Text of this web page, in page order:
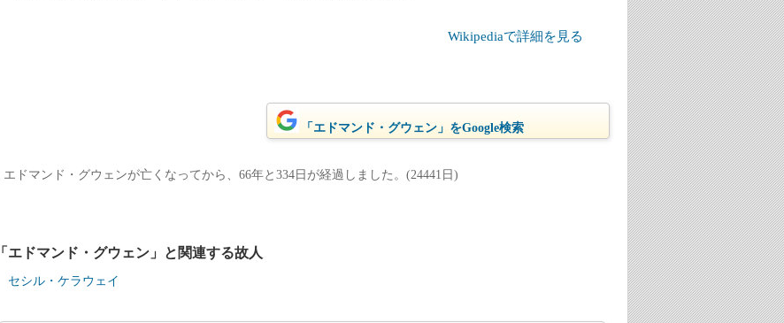
Wikipediaで詳細を見る
「エドマンド・グウェン」をGoogle検索
エドマンド・グウェンが亡くなってから、66年と334日が経過しました。(24441日)
「エドマンド・グウェン」と関連する故人
セシル・ケラウェイ